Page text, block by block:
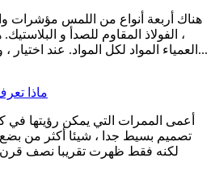
هناك أربعة أنواع من اللمس مؤشرات
، الفولاذ المقاوم للصدأ و
العمياء المواد لكل المواد. عند اختيار ، ونحن يجب الانتباه إلى...
ماذا
أعمى الممرات التي يمكن رؤيتها في
تصميم بسيط جدا ، شيئا أكثر من